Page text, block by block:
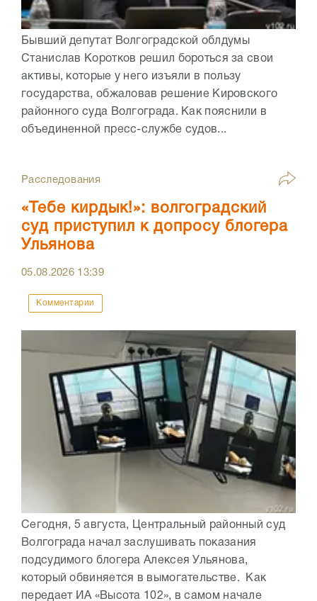
Бывший депутат Волгоградской облдумы
Станислав Коротков решил бороться за свои
активы, которые у него изъяли в пользу
государства, обжаловав решение Кировского
районного суда Волгограда. Как пояснили в
объединенной пресс-службе судов...
Расследования
«Тебе кирдык!»: волгоградский
суд приступил к допросу блогера
Ульянова
05.08.2026 13:39
Комментарии
Сегодня, 5 августа, Центральный районный суд
Волгограда начал заслушивать показания
подсудимого блогера Алексея Ульянова,
который обвиняется в вымогательстве. Как
передает ИА «Высота 102», в самом начале